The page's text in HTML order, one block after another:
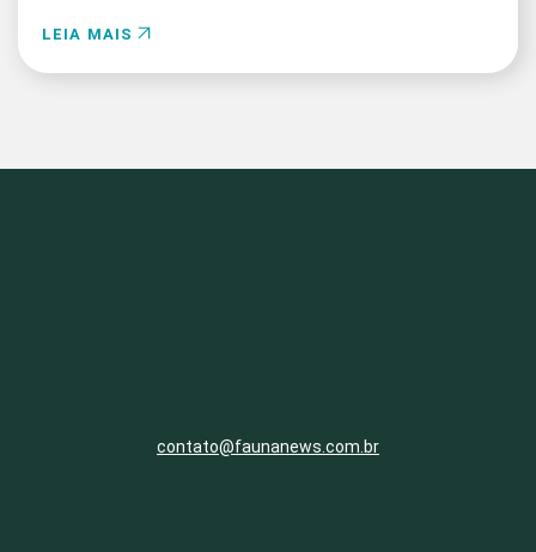
LEIA MAIS
contato@faunanews.com.br